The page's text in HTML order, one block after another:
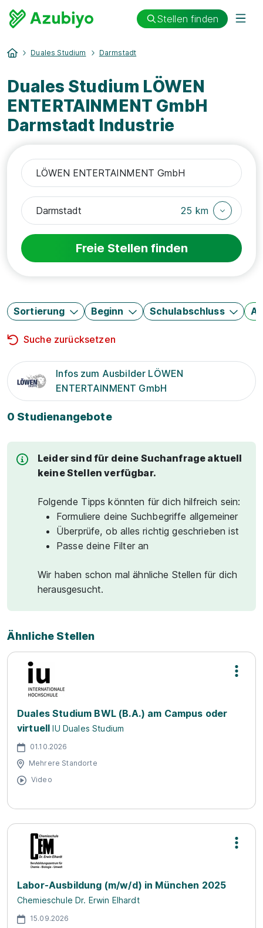
Stellen finden
Duales Studium Darmstadt
Duales Studium LÖWEN
ENTERTAINMENT GmbH
Darmstadt Industrie
25 km
Freie Stellen finden
Sortierung Beginn Schulabschluss
Suche zurücksetzen
Infos zum Ausbilder LÖWEN
ENTERTAINMENT GmbH
0 Studienangebote
Leider sind für deine Suchanfrage aktuell
keine Stellen verfügbar.
Folgende Tipps könnten für dich hilfreich sein:
Formuliere deine Suchbegriffe allgemeiner
Überprüfe, ob alles richtig geschrieben ist
Passe deine Filter an
Wir haben schon mal ähnliche Stellen für dich
herausgesucht.
Ähnliche Stellen
Duales Studium BWL (B.A.) am Campus oder
virtuell IU Duales Studium
01.10.2026
Mehrere Standorte
Video
Labor-Ausbildung (m/w/d) in München 2025
Chemieschule Dr. Erwin Elhardt
15.09.2026